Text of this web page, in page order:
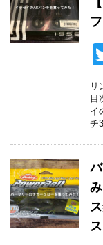
リ
目
イ
チ
ス